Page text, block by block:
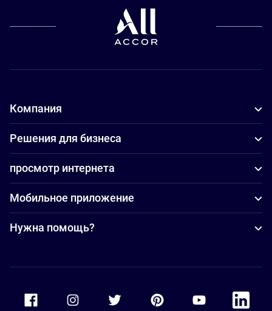
Компания
Решения для бизнеса
просмотр интернета
Мобильное приложение
Нужна помощь?
Accor Facebook Accor TwitterAccor PinterestAccor Youtube
Accor